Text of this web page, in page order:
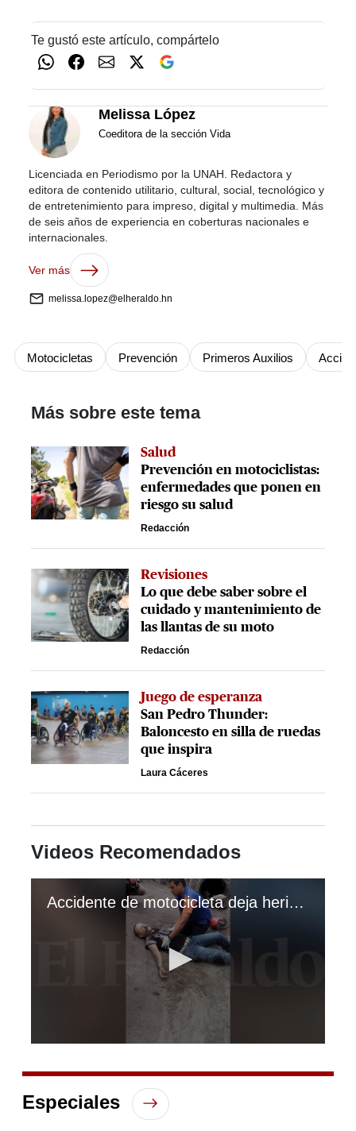
Te gustó este artículo, compártelo
Melissa López
Coeditora de la sección Vida
Licenciada en Periodismo por la UNAH. Redactora y
editora de contenido utilitario, cultural, social, tecnológico y
de entretenimiento para impreso, digital y multimedia. Más
de seis años de experiencia en coberturas nacionales e
internacionales.
Ver más
melissa.lopez@elheraldo.hn
Motocicletas Prevención Primeros Auxilios
Más sobre este tema
Salud
Prevención en motociclistas:
enfermedades que ponen en
riesgo su salud
Redacción
Revisiones
Lo que debe saber sobre el
cuidado y mantenimiento de
las llantas de su moto
Redacción
Juego de esperanza
San Pedro Thunder:
Baloncesto en silla de ruedas
que inspira
Laura Cáceres
Videos Recomendados
Accidente de motocicleta deja herido a joven en Tegucigalpa
of
minute,
3
Especiales